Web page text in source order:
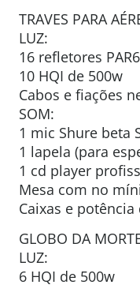
TRAVES PARA
LUZ:
16 refletores
10 HQI de 500w
Cabos e fiações
SOM:
1 mic Shure beta
1 lapela (para
1 cd player
Mesa com no
Caixas e
GLOBO DA
LUZ:
6 HQI de 500w